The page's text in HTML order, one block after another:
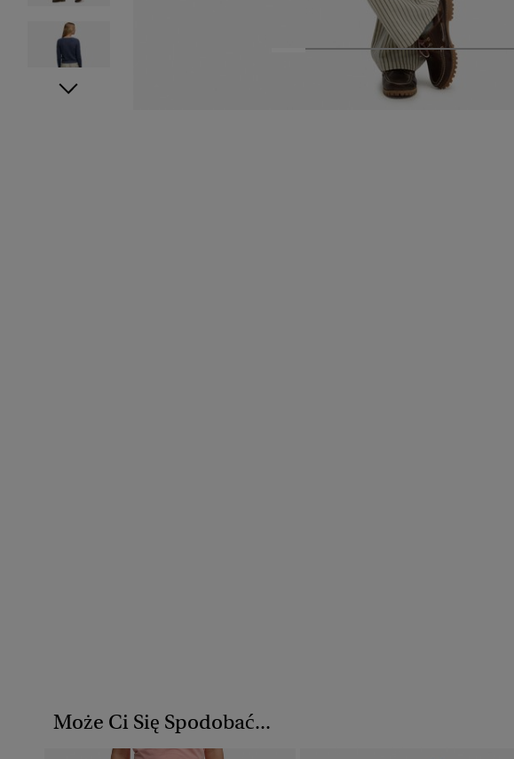
4 5 6
Może Ci Się Spodobać...